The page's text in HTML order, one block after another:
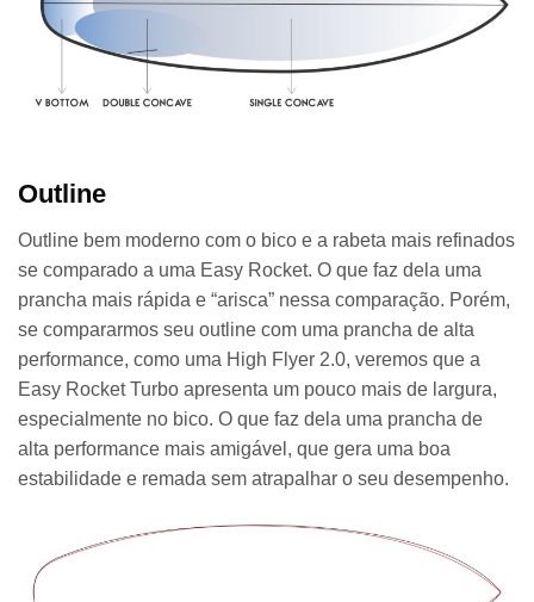
Outline
Outline bem moderno com o bico e a rabeta mais refinados
se comparado a uma Easy Rocket. O que faz dela uma
prancha mais rápida e “arisca” nessa comparação. Porém,
se compararmos seu outline com uma prancha de alta
performance, como uma High Flyer 2.0, veremos que a
Easy Rocket Turbo apresenta um pouco mais de largura,
especialmente no bico. O que faz dela uma prancha de
alta performance mais amigável, que gera uma boa
estabilidade e remada sem atrapalhar o seu desempenho.